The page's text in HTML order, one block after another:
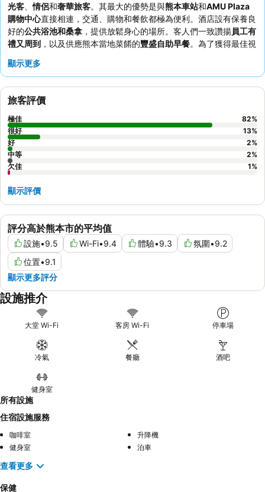
光客 、情侶和奢華旅客。其最大的優勢是與熊本車站和AMU Plaza
購物中心直接相連，交通、購物和餐飲都極為便利。酒店設有保養良
好的公共浴池和桑拿 ，提供放鬆身心的場所。客人們一致讚揚員工有
禮又周到 ，以及供應熊本當地菜餚的豐盛自助早餐。為了獲得最佳視
顯示更多
評分高於熊本市的平均值
設施•9.5 Wi-Fi•9.4 體驗•9.3 氛圍•9.2
位置•9.1
顯示更多評分
旅客評價
極佳 82%
很好
13%
好
2%
中等
2%
欠佳
1%
顯示評價
設施推介
大堂 Wi-Fi 客房 Wi-Fi 停車場
冷氣 餐廳 酒吧
健身室
所有設施
住宿設施服務
咖啡室
升降機
健身室
泊車
查看更多
保健